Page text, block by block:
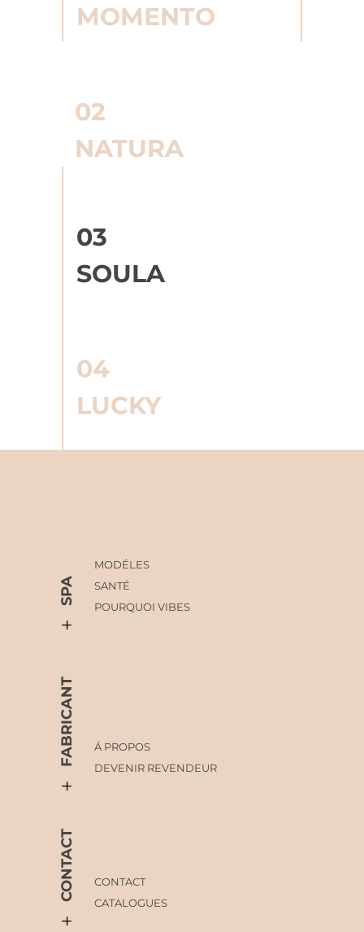
MOMENTO
02
NATURA
03
SOULA
04
LUCKY
SPA
MODÉLES
SANTÉ
POURQUOI VIBES
FABRICANT
Á PROPOS
DEVENIR REVENDEUR
CONTACT
CONTACT
CATALOGUES